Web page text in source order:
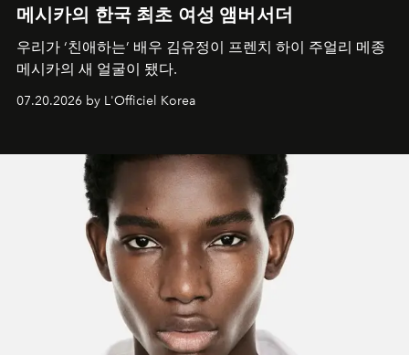
메시카의 한국 최초 여성 앰버서더
우리가 ‘친애하는’ 배우 김유정이 프렌치 하이 주얼리 메종
메시카의 새 얼굴이 됐다.
07.20.2026 by L'Officiel Korea